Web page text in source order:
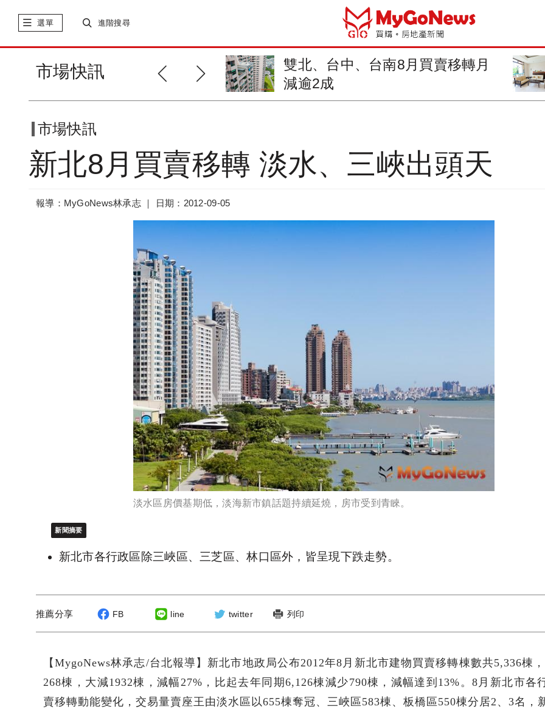
選單 進階搜尋
市場快訊
壢工業區土地 多方人馬評估中
雙北、台中、台南8月買賣移轉月
減逾2成
市場快訊
新北8月買賣移轉 淡水、三峽出頭天
報導：MyGoNews林承志 ｜ 日期：2012-09-05
淡水區房價基期低，淡海新市鎮話題持續延燒，房市受到青睞。
新聞摘要
新北市各行政區除三峽區、三芝區、林口區外，皆呈現下跌走勢。
推薦分享 FB line twitter 列印
【MygoNews林承志/台北報導】新北市地政局公布2012年8月新北市建物買賣移轉棟數共5,336棟
268棟，大減1932棟，減幅27%，比起去年同期6,126棟減少790棟，減幅達到13%。8月新北市各
賣移轉動能變化，交易量賣座王由淡水區以655棟奪冠、三峽區583棟、板橋區550棟分居2、3名，